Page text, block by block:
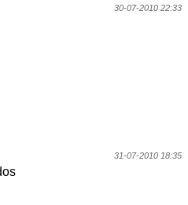
30-07-2010 22:33
31-07-2010 18:35